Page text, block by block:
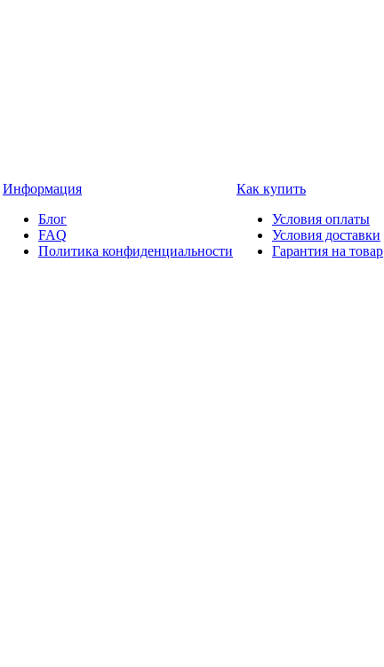
Информация
Блог
FAQ
Политика конфиденциальности
Как купить
Условия оплаты
Условия доставки
Гарантия на товар